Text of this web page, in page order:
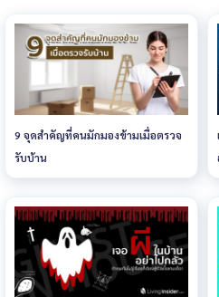
9 จุดสำคัญที่คนมักมองข้ามเมื่อตรวจ
รับบ้าน